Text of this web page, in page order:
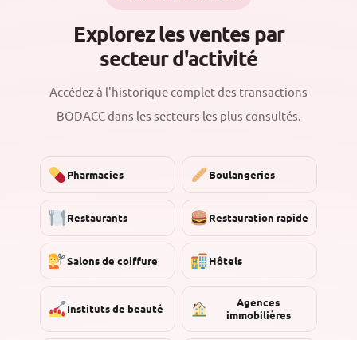
Explorez les ventes par
secteur d'activité
Accédez à l'historique complet des transactions
BODACC dans les secteurs les plus consultés.
Pharmacies Boulangeries
Restaurants Restauration rapide
Salons de coiffure Hôtels
Instituts de beauté
Agences
immobilières